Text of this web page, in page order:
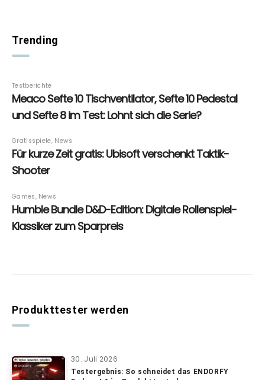
Trending
Produkttester werden
30. Juli 2026
Testergebnis: So schneidet das ENDORFY